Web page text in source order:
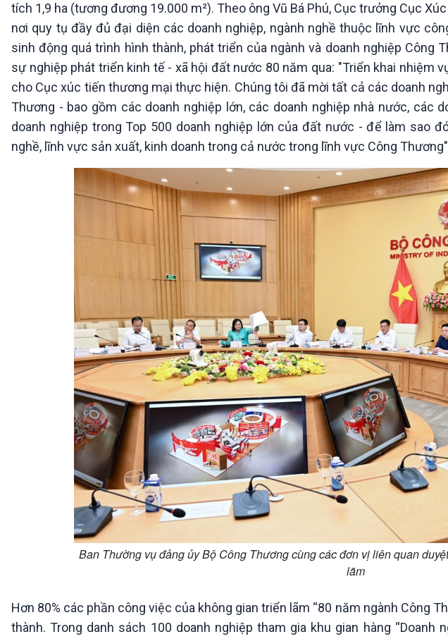
tích 1,9 ha (tương đương 19.000 m²). Theo ông Vũ Bá Phú, Cục trưởng Cục
nơi quy tụ đầy đủ đại diện các doanh nghiệp, ngành nghề thuộc lĩnh vực
sinh động quá trình hình thành, phát triển của ngành và doanh nghiệp Công
sự nghiệp phát triển kinh tế - xã hội đất nước 80 năm qua: "Triển khai nhiệm
cho Cục xúc tiến thương mại thực hiện. Chúng tôi đã mời tất cả các doanh
Thương - bao gồm các doanh nghiệp lớn, các doanh nghiệp nhà nước, các
doanh nghiệp trong Top 500 doanh nghiệp lớn của đất nước - để làm sao
nghề, lĩnh vực sản xuất, kinh doanh trong cả nước trong lĩnh vực Công
Ban Thường vụ đảng ủy Bộ Công Thương cùng các đơn vị liên quan
lãm
Hơn 80% các phần công việc của không gian triển lãm “80 năm ngành Công
thành. Trong danh sách 100 doanh nghiệp tham gia khu gian hàng “Doanh